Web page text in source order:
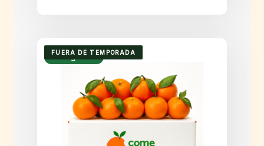
FUERA DE TEMPORADA
Envío gratuito